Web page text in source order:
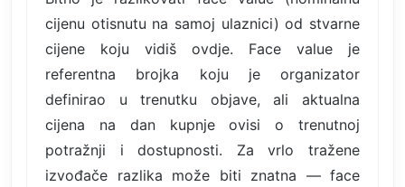
cijenu otisnutu na samoj ulaznici) od stvarne
cijene koju vidiš ovdje. Face value je
referentna brojka koju je organizator
definirao u trenutku objave, ali aktualna
cijena na dan kupnje ovisi o trenutnoj
potražnji i dostupnosti. Za vrlo tražene
izvođače razlika može biti znatna — face